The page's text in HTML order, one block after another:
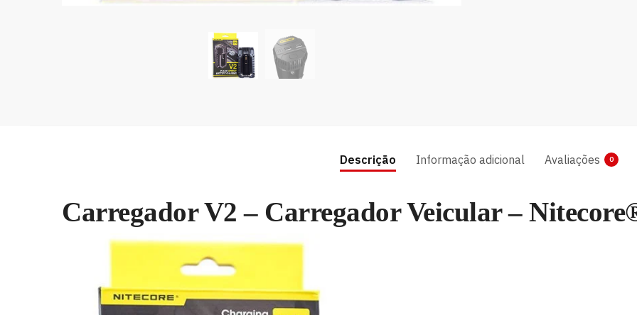
Descrição Informação adicional Avaliações 0
Carregador V2 – Carregador Veicular –